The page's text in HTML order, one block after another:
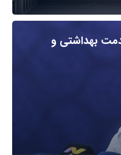
و ۴۲۶ هزار خدمت بهداشتی و